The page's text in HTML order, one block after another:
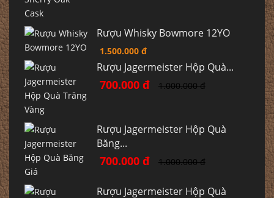
Rượu Whisky Bowmore 12YO
1.500.000 đ
Rượu Jagermeister Hộp Quà...
700.000 đ 1.000.000 đ
Rượu Jagermeister Hộp Quà
Băng...
700.000 đ 1.000.000 đ
Rượu Jagermeister Hộp Quà